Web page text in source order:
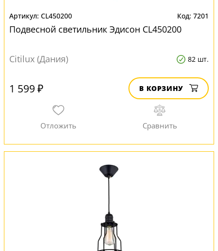
CL450200 7201
Подвесной светильник Эдисон CL450200
Citilux (Дания) 82 шт.
1 599 ₽ В КОРЗИНУ